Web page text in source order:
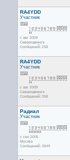
RA4YDD
Участник
с авг 2009
Северодвинск
Сообщений: 258
RA4YDD
Участник
с авг 2009
Северодвинск
Сообщений: 258
Радиал
Участник
с сен 2005
Москва
Сообщений: 2649